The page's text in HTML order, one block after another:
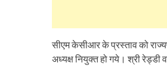
सीएम केसीआर के प्रस्ताव को
अध्यक्ष नियुक्त हो गये। श्री रेड्डी